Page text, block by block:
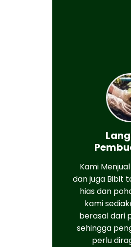
Kami
dan juga Bibit
hias dan
kami
berasal dari
sehingga
perlu